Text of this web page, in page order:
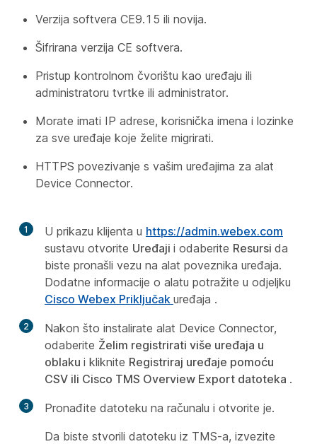
Verzija softvera CE9.15 ili novija.
Šifrirana verzija CE softvera.
Pristup kontrolnom čvorištu kao uređaju ili
administratoru tvrtke ili administrator.
Morate imati IP adrese, korisnička imena i lozinke
za sve uređaje koje želite migrirati.
HTTPS povezivanje s vašim uređajima za alat
Device Connector.
1 U prikazu klijenta u https://admin.webex.com
sustavu otvorite Uređaji i odaberite Resursi da
biste pronašli vezu na alat poveznika uređaja.
Dodatne informacije o alatu potražite u odjeljku
Cisco Webex Priključak uređaja .
2
Nakon što instalirate alat Device Connector,
odaberite Želim registrirati više uređaja u
oblaku i kliknite Registriraj uređaje pomoću
CSV ili Cisco TMS Overview Export datoteka .
3
Pronađite datoteku na računalu i otvorite je.
Da biste stvorili datoteku iz TMS-a, izvezite